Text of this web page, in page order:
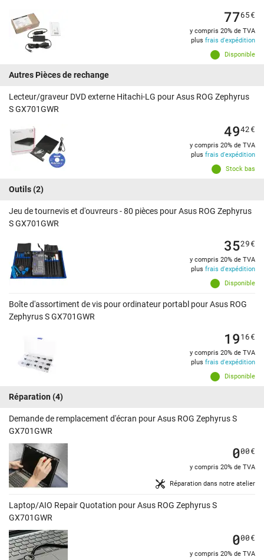
Disponible
7765€
y compris 20% de TVA
plus frais d'expédition
Autres Pièces de rechange
Lecteur/graveur DVD externe Hitachi-LG pour Asus ROG Zephyrus
S GX701GWR
Stock bas
4942€
y compris 20% de TVA
plus frais d'expédition
Outils(2)
Jeu de tournevis et d'ouvreurs - 80 pièces pour Asus ROG Zephyrus
S GX701GWR
Disponible
3529€
y compris 20% de TVA
plus frais d'expédition
Boîte d'assortiment de vis pour ordinateur portabl pour Asus ROG
Zephyrus S GX701GWR
Disponible
1916€
y compris 20% de TVA
plus frais d'expédition
Réparation (4)
Demande de remplacement d'écran pour Asus ROG Zephyrus S
GX701GWR
Réparation dans notre atelier
000€
y compris 20% de TVA
Laptop/AIO Repair Quotation pour Asus ROG Zephyrus S
GX701GWR
000€
y compris 20% de TVA